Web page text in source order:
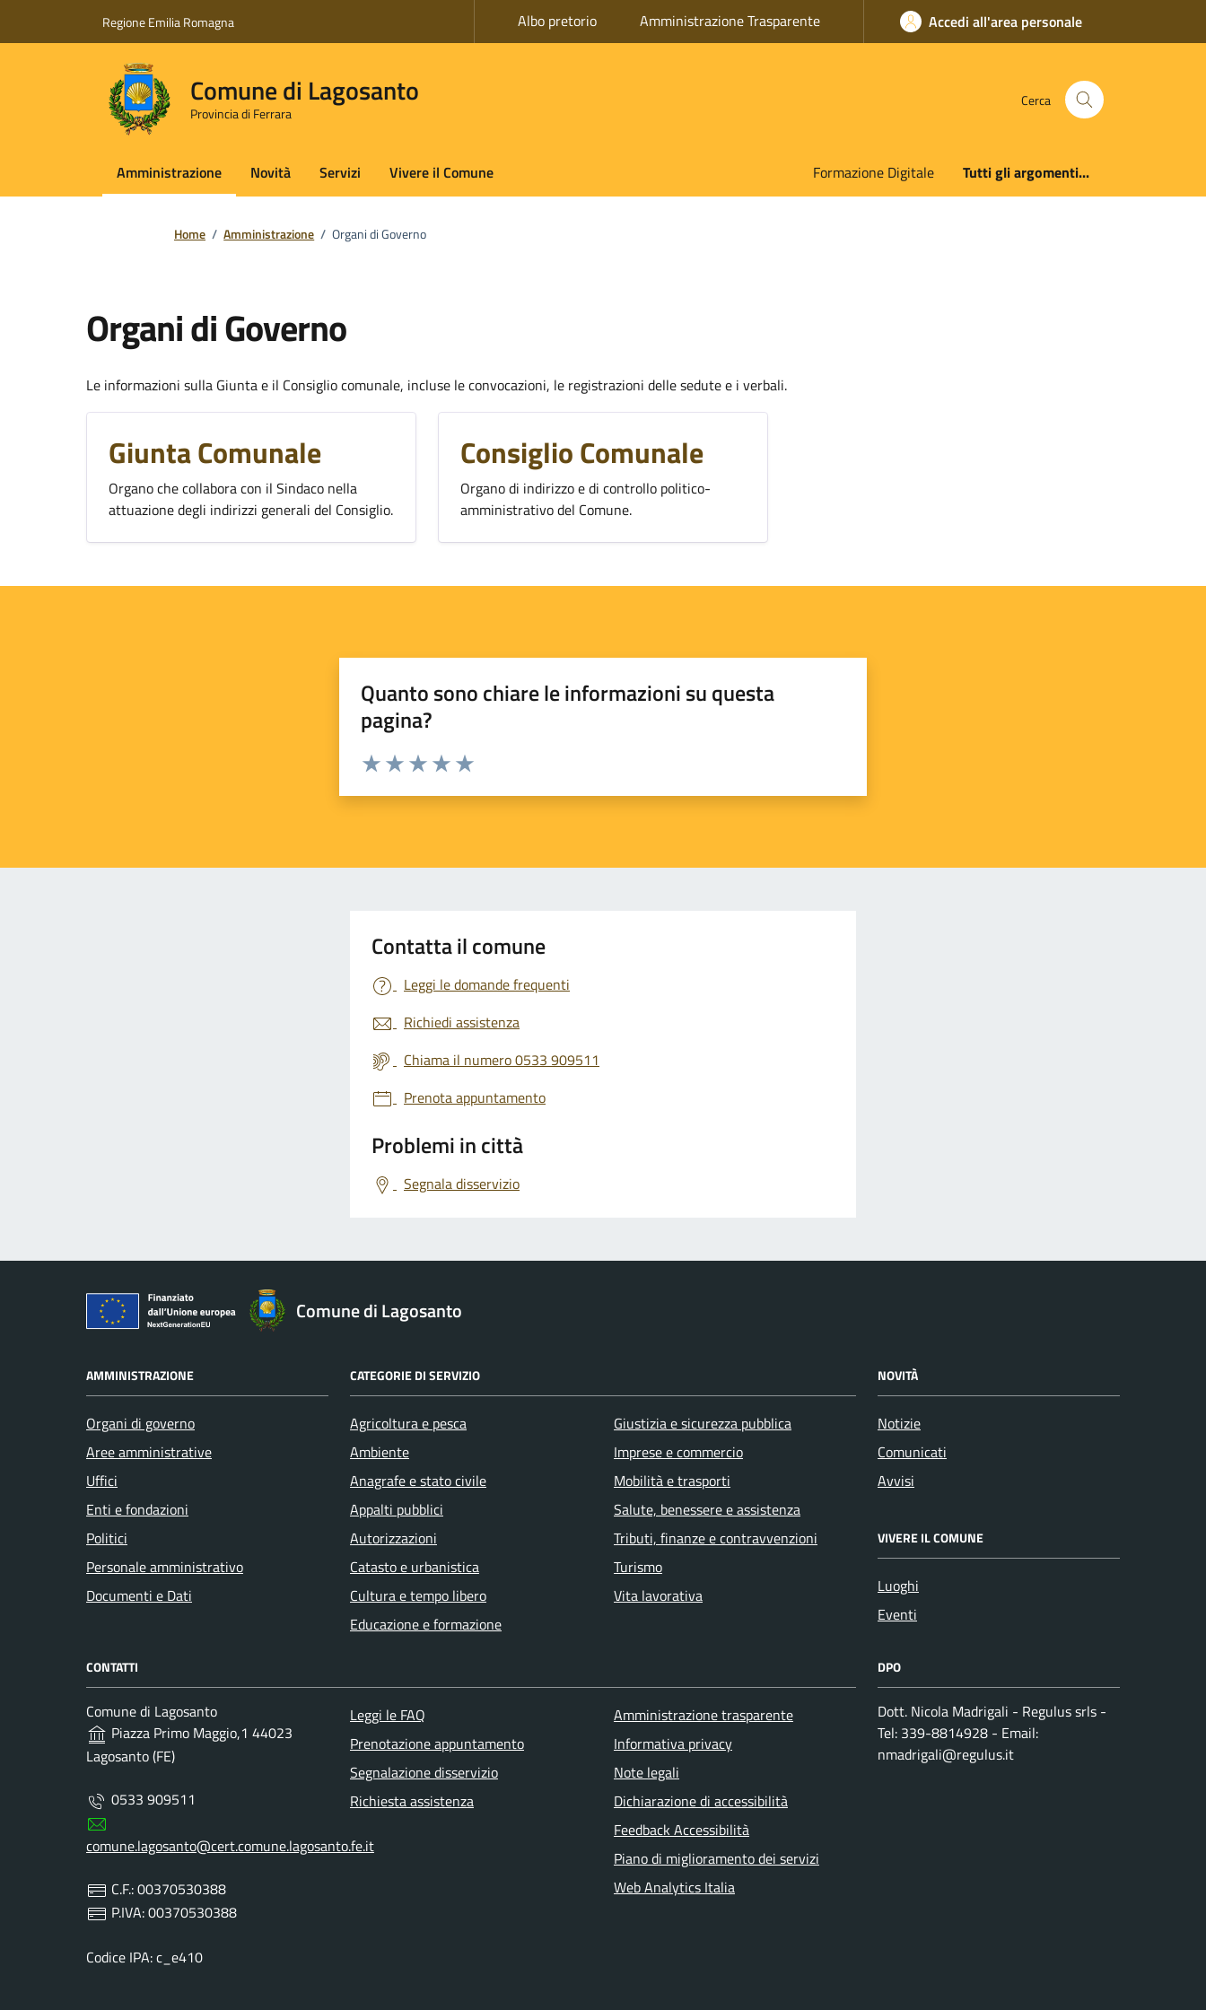
Regione Emilia Romagna Albo pretorio Amministrazione Trasparente Accedi all'area personale
Comune di Lagosanto
Provincia di Ferrara
Cerca
Amministrazione Novità Servizi Vivere il Comune Formazione Digitale Tutti gli argomenti...
Home / Amministrazione / Organi di Governo
Organi di Governo
Le informazioni sulla Giunta e il Consiglio comunale, incluse le convocazioni, le registrazioni delle sedute e i verbali.
Giunta Comunale
Organo che collabora con il Sindaco nella
attuazione degli indirizzi generali del Consiglio.
Consiglio Comunale
Organo di indirizzo e di controllo politico-
amministrativo del Comune.
Quanto sono chiare le informazioni su questa
pagina?
Contatta il comune
Leggi le domande frequenti
Richiedi assistenza
Chiama il numero 0533 909511
Prenota appuntamento
Problemi in città
Segnala disservizio
Comune di Lagosanto
AMMINISTRAZIONE
Organi di governo
Aree amministrative
Uffici
Enti e fondazioni
Politici
Personale amministrativo
Documenti e Dati
CATEGORIE DI SERVIZIO
Agricoltura e pesca
Ambiente
Anagrafe e stato civile
Appalti pubblici
Autorizzazioni
Catasto e urbanistica
Cultura e tempo libero
Educazione e formazione
Giustizia e sicurezza pubblica
Imprese e commercio
Mobilità e trasporti
Salute, benessere e assistenza
Tributi, finanze e contravvenzioni
Turismo
Vita lavorativa
NOVITÀ
Notizie
Comunicati
Avvisi
VIVERE IL COMUNE
Luoghi
Eventi
CONTATTI
Comune di Lagosanto
Piazza Primo Maggio,1 44023
Lagosanto (FE)
0533 909511
comune.lagosanto@cert.comune.lagosanto.fe.it
C.F.: 00370530388
P.IVA: 00370530388
Codice IPA: c_e410
Leggi le FAQ
Prenotazione appuntamento
Segnalazione disservizio
Richiesta assistenza
Amministrazione trasparente
Informativa privacy
Note legali
Dichiarazione di accessibilità
Feedback Accessibilità
Piano di miglioramento dei servizi
Web Analytics Italia
DPO
Dott. Nicola Madrigali - Regulus srls -
Tel: 339-8814928 - Email:
nmadrigali@regulus.it